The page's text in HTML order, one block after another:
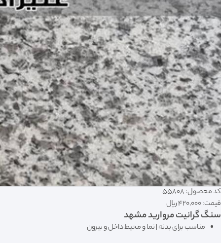
کد محصول: 55808
قیمت:420,000 ریال
سنگ گرانیت مروارید مشهد
مناسب برای بدنه | نما و محیط داخل و بیرون